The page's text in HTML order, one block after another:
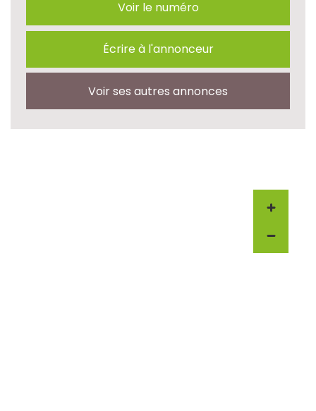
Voir le numéro
Écrire à l'annonceur
Voir ses autres annonces